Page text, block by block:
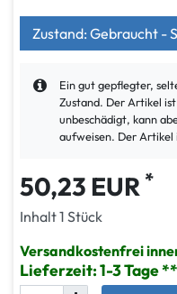
Zustand: Gebraucht -
Ein gut gepflegter,
Zustand. Der Artikel
unbeschädigt, kann
aufweisen. Der
50,23 EUR *
Inhalt1 Stück
Versandkostenfrei
Lieferzeit: 1-3 Tage